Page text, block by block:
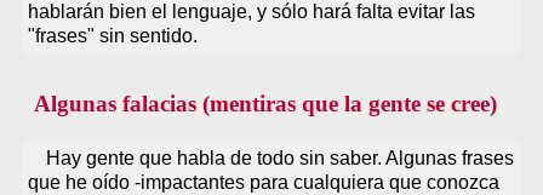
hablarán bien el lenguaje, y sólo hará falta evitar las
"frases" sin sentido.
Algunas falacias (mentiras que la gente se cree)
Hay gente que habla de todo sin saber. Algunas frases
que he oído -impactantes para cualquiera que conozca